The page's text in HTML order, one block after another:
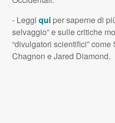
- Leggi qui per saperne di
selvaggio” e sulle critiche
“divulgatori scientifici”
Chagnon e Jared Diamond.